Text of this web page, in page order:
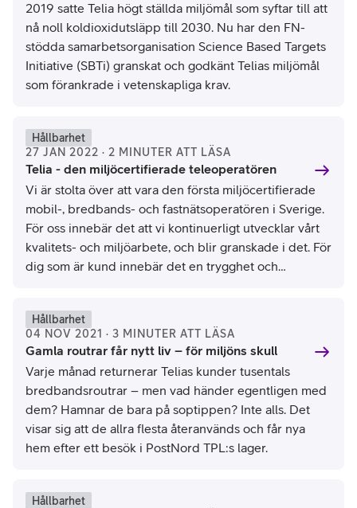
2019 satte Telia högt ställda miljömål som syftar till att
nå noll koldioxidutsläpp till 2030. Nu har den FN-
stödda samarbetsorganisation Science Based Targets
Initiative (SBTi) granskat och godkänt Telias miljömål
som förankrade i vetenskapliga krav.
Hållbarhet
27 JAN 2022 · 2 MINUTER ATT LÄSA
Telia - den miljöcertifierade teleoperatören
Vi är stolta över att vara den första miljöcertifierade
mobil-, bredbands- och fastnätsoperatören i Sverige.
För oss innebär det att vi kontinuerligt utvecklar vårt
kvalitets- och miljöarbete, och blir granskade i det. För
dig som är kund innebär det en trygghet och
Hållbarhet
04 NOV 2021 · 3 MINUTER ATT LÄSA
Gamla routrar får nytt liv – för miljöns skull
Varje månad returnerar Telias kunder tusentals
bredbandsroutrar – men vad händer egentligen med
dem? Hamnar de bara på soptippen? Inte alls. Det
visar sig att de allra flesta återanvänds och får nya
hem efter ett besök i PostNord TPL:s lager.
Hållbarhet